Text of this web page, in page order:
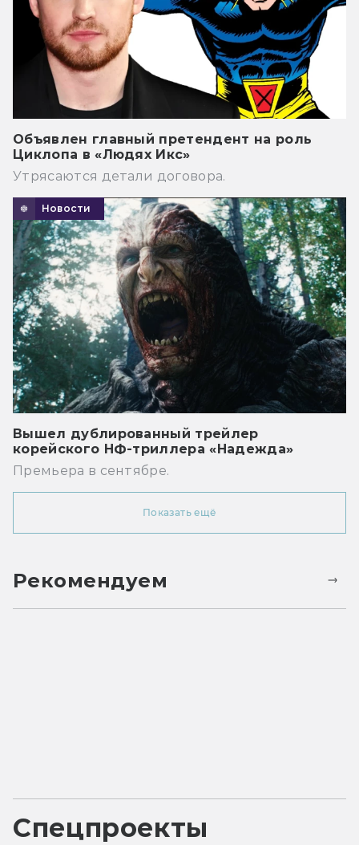
Объявлен главный претендент на роль
Циклопа в «Людях Икс»
Утрясаются детали договора.
Новости
Вышел дублированный трейлер
корейского НФ-триллера «Надежда»
Премьера в сентябре.
Показать ещё
Рекомендуем
Спецпроекты